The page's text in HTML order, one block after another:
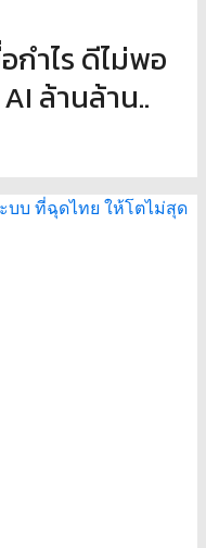
กำไร ดีไม่พอ
ล้านล้าน..